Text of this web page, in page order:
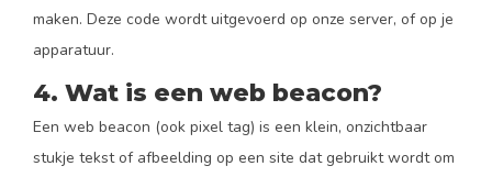
maken. Deze code wordt uitgevoerd op onze server, of op je
apparatuur.
4. Wat is een web beacon?
Een web beacon (ook pixel tag) is een klein, onzichtbaar
stukje tekst of afbeelding op een site dat gebruikt wordt om